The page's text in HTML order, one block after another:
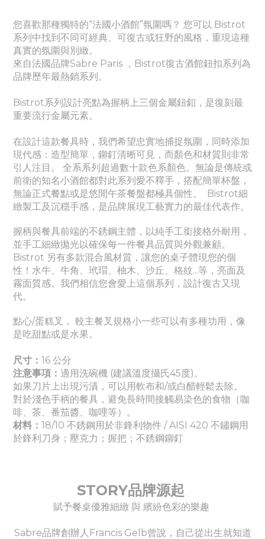
您喜歡那種獨特的“法國小酒館”氛圍嗎？ 您可以 Bistrot
系列中找到不同可經典、 可復古或狂野的風格，重現這種
真實的氛圍與別緻。
來自法國品牌Sabre Paris ，Bistrot復古酒館鈕扣系列為
品牌歷年最熱銷系列。
Bistrot系列設計亮點為握柄上三個金屬鈕釦，是復刻最
重要流行金屬元素。
在設計這款餐具時，我們希望忠實地捕捉氛圍，同時添加
現代感：造型簡單，鉚釘清晰可見，而顏色和材質則非常
引人注目。 全系系列超過數十款色系顏色。無論是傳統或
前衛的知名小酒館都對此系列愛不釋手，搭配簡單杯盤，
無論正式餐點或是悠閒午茶餐盤都極具個性。
Bistrot細
緻製工及沉穩手感，是品牌展現工藝實力的最佳代表作。
握柄與餐具前端的不銹鋼主體，以純手工銜接格外耐用，
並手工細緻拋光以確保每一件餐具品質與外觀兼顧。
Bistrot 另有多款混合風材質，讓您的桌子體現您的個
性！水牛、牛角、玳瑁、柚木、沙丘、格紋...等，亮面及
霧面質感。我們相信您會愛上這個系列，設計復古又現
代。
點心/蛋糕叉， 較主餐叉規格小一些可以有多種功用，像
是吃甜點或是水果。
尺寸： 16 公分
注意事項： 適用洗碗機 (建議溫度攝氏45度)。
如果刀片上出現污漬，可以用軟布和/或白醋輕鬆去除。
對於淺色手柄的餐具，避免長時間接觸易染色的食物（咖
啡、茶、番茄醬、咖哩等）。
材料： 18/10 不銹鋼用於非鋒利物件 / AISI 420 不鏽鋼用
於鋒利刀身 ；壓克力 ；握把 ； 不銹鋼鉚釘
STORY品牌源起
賦予餐桌優雅細緻 與 繽紛色彩的樂趣
Sabre品牌創辦人Francis Gelb曾說，自己從出生就知道